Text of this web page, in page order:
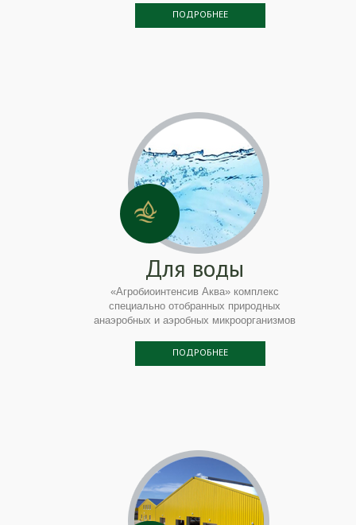
ПОДРОБНЕЕ
Для воды
«Агробиоинтенсив Аква» комплекс
специально отобранных природных
анаэробных и аэробных микроорганизмов
ПОДРОБНЕЕ